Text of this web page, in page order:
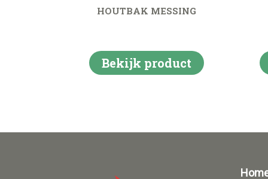
HOUTBAK MESSING
Bekijk product